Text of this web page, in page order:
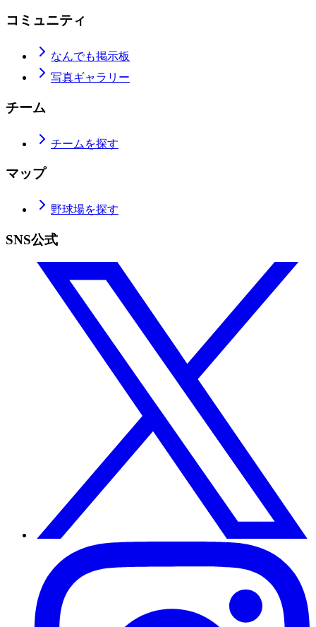
コミュニティ
なんでも掲示板
写真ギャラリー
チーム
チームを探す
マップ
野球場を探す
SNS公式